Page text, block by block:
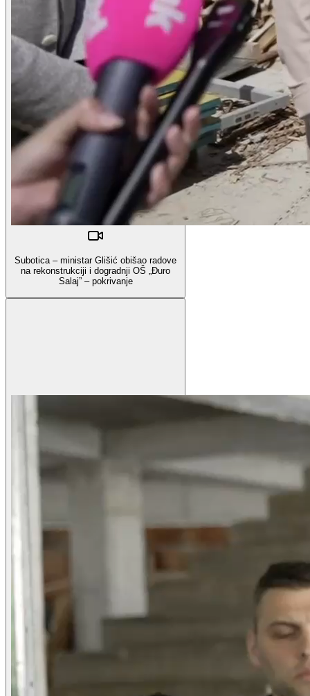
Subotica – ministar Glišić obišao radove
na rekonstrukciji i dogradnji OŠ „Đuro
Salaj” – pokrivanje